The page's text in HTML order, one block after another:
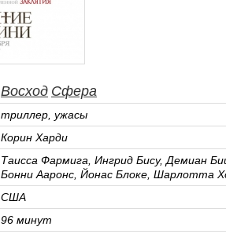
Восход Сфера
триллер, ужасы
Корин Харди
Таисса Фармига, Ингрид Бису, Демиан
Бонни Ааронс, Йонас Блоке, Шарлотта
США
96 минут